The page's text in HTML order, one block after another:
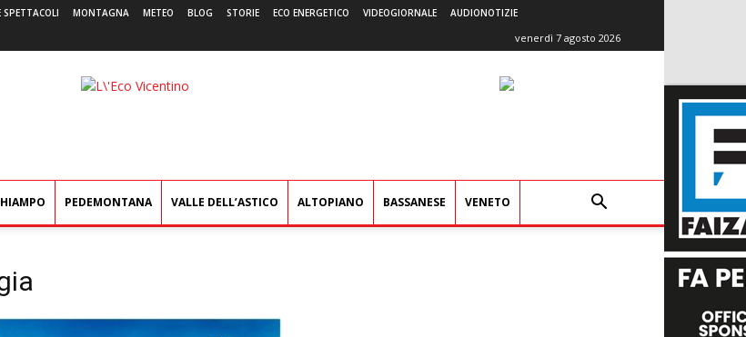
SPETTACOLI MONTAGNA METEO BLOG STORIE ECO ENERGETICO VIDEOGIORNALE AUDIONOTIZIE
venerdì 7 agosto 2026
L'Eco
PEDEMONTANA VALLE DELL’ASTICO ALTOPIANO BASSANESE VENETO